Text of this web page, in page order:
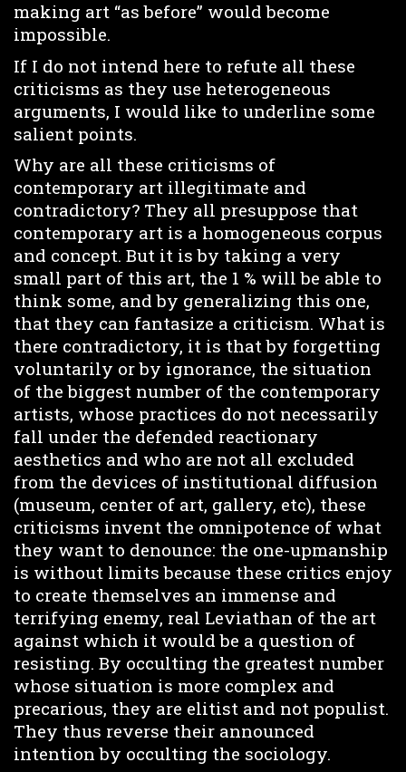
making art “as before” would become
impossible.
If I do not intend here to refute all these
criticisms as they use heterogeneous
arguments, I would like to underline some
salient points.
Why are all these criticisms of
contemporary art illegitimate and
contradictory? They all presuppose that
contemporary art is a homogeneous corpus
and concept. But it is by taking a very
small part of this art, the 1 % will be able to
think some, and by generalizing this one,
that they can fantasize a criticism. What is
there contradictory, it is that by forgetting
voluntarily or by ignorance, the situation
of the biggest number of the contemporary
artists, whose practices do not necessarily
fall under the defended reactionary
aesthetics and who are not all excluded
from the devices of institutional diffusion
(museum, center of art, gallery, etc), these
criticisms invent the omnipotence of what
they want to denounce: the one-upmanship
is without limits because these critics enjoy
to create themselves an immense and
terrifying enemy, real Leviathan of the art
against which it would be a question of
resisting. By occulting the greatest number
whose situation is more complex and
precarious, they are elitist and not populist.
They thus reverse their announced
intention by occulting the sociology.